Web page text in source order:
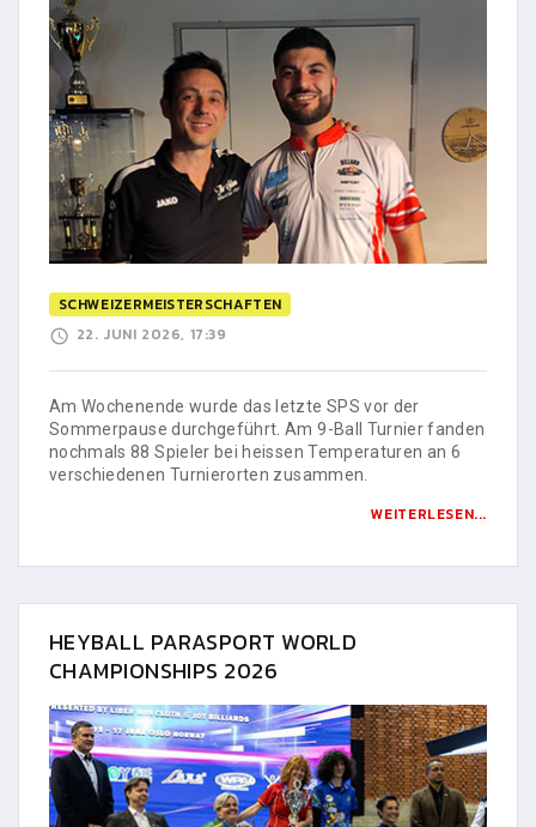
SCHWEIZERMEISTERSCHAFTEN
22. JUNI 2026, 17:39
Am Wochenende wurde das letzte SPS vor der
Sommerpause durchgeführt. Am 9-Ball Turnier fanden
nochmals 88 Spieler bei heissen Temperaturen an 6
verschiedenen Turnierorten zusammen.
WEITERLESEN...
HEYBALL PARASPORT WORLD
CHAMPIONSHIPS 2026